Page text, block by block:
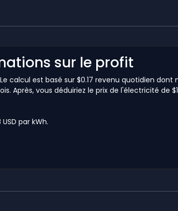
sur le profit
calcul est basé sur $0.17 revenu quotidien
Après, vous déduiriez le prix de l'électricité de
par kWh.